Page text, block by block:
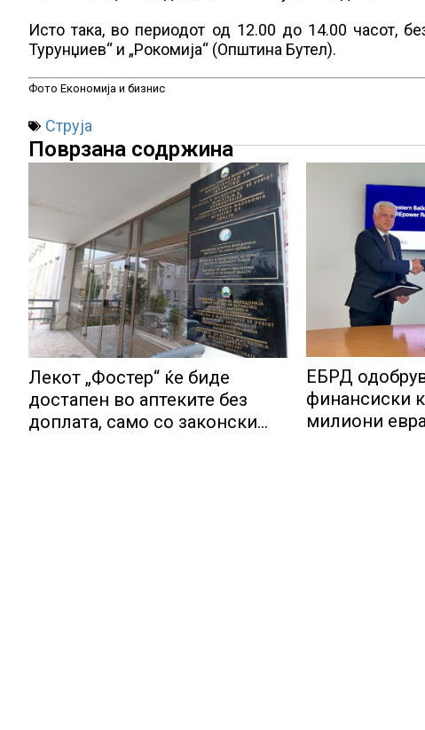
Исто така, во периодот од 12.00 до 14.00 часот,
Турунџиев“ и „Рокомија“ (Општина Бутел).
Фото Економија и бизнис
Струја
Поврзана содржина
Лекот „Фостер“ ќе биде
достапен во аптеките без
доплата, само со законски
ЕБРД
финансиски
милиони